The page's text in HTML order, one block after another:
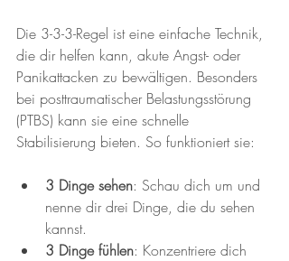
Die 3-3-3-Regel ist eine einfache Technik,
die dir helfen kann, akute Angst- oder
Panikattacken zu bewältigen. Besonders
bei posttraumatischer Belastungsstörung
(PTBS) kann sie eine schnelle
Stabilisierung bieten. So funktioniert sie:
3 Dinge sehen: Schau dich um und
nenne dir drei Dinge, die du sehen
kannst.
3 Dinge fühlen: Konzentriere dich